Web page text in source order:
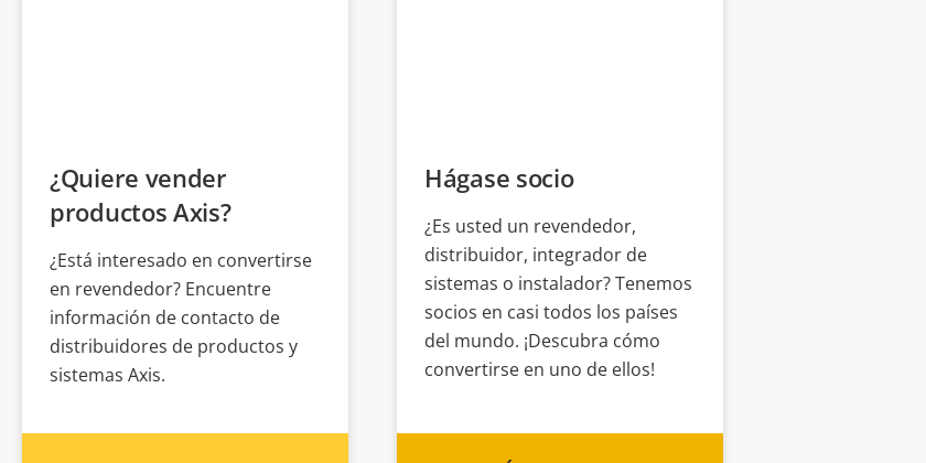
¿Quiere vender
productos Axis?
¿Está interesado en convertirse
en revendedor? Encuentre
información de contacto de
distribuidores de productos y
sistemas Axis.
Hágase socio
¿Es usted un revendedor,
distribuidor, integrador de
sistemas o instalador? Tenemos
socios en casi todos los países
del mundo. ¡Descubra cómo
convertirse en uno de ellos!